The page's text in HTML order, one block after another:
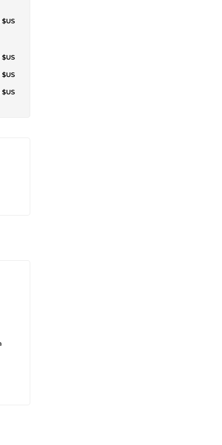
$US
$US
$US